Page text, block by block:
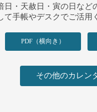
2022年4
神吉日,
ってい
2022年4
神吉日,
ます。
日・天赦日・寅の日な
て手帳やデスクでご活用
PDF（横向き）
その他のカレン